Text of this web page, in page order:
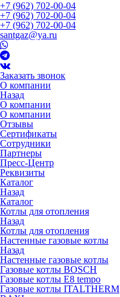
+7 (962) 702-00-04
+7 (962) 702-00-04
+7 (962) 702-00-04
santgaz@ya.ru
Заказать звонок
О компании
Назад
О компании
О компании
Отзывы
Сертификаты
Сотрудники
Партнеры
Пресс-Центр
Реквизиты
Каталог
Назад
Каталог
Котлы для отопления
Назад
Котлы для отопления
Настенные газовые котлы
Назад
Настенные газовые котлы
Газовые котлы BOSCH
Газовые котлы E8 tempo
Газовые котлы ITALTHERM